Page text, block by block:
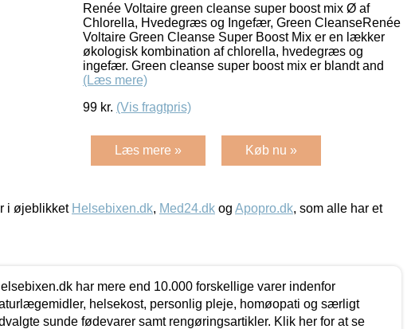
Renée Voltaire green cleanse super boost mix Ø af
Chlorella, Hvedegræs og Ingefær, Green CleanseRenée
Voltaire Green Cleanse Super Boost Mix er en lækker
økologisk kombination af chlorella, hvedegræs og
ingefær. Green cleanse super boost mix er blandt and
(Læs mere)
99 kr. (Vis fragtpris)
Læs mere » Køb nu »
i øjeblikket Helsebixen.dk, Med24.dk og Apopro.dk, som alle har et
har mere end 10.000 forskellige varer indenfor
helsekost, personlig pleje, homøopati og særligt
sunde fødevarer samt rengøringsartikler. Klik her for at se